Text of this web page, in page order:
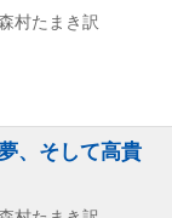
村たまき訳
、そして高貴